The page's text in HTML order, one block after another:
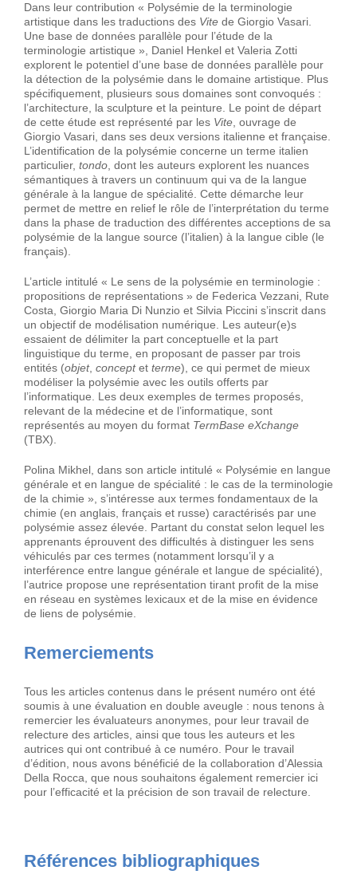
Dans leur contribution « Polysémie de la terminologie
artistique dans les traductions des Vite de Giorgio Vasari.
Une base de données parallèle pour l’étude de la
terminologie artistique », Daniel Henkel et Valeria Zotti
explorent le potentiel d’une base de données parallèle pour
la détection de la polysémie dans le domaine artistique. Plus
spécifiquement, plusieurs sous domaines sont convoqués :
l’architecture, la sculpture et la peinture. Le point de départ
de cette étude est représenté par les Vite, ouvrage de
Giorgio Vasari, dans ses deux versions italienne et française.
L’identification de la polysémie concerne un terme italien
particulier, tondo, dont les auteurs explorent les nuances
sémantiques à travers un continuum qui va de la langue
générale à la langue de spécialité. Cette démarche leur
permet de mettre en relief le rôle de l’interprétation du terme
dans la phase de traduction des différentes acceptions de sa
polysémie de la langue source (l’italien) à la langue cible (le
français).
L’article intitulé « Le sens de la polysémie en terminologie :
propositions de représentations » de Federica Vezzani, Rute
Costa, Giorgio Maria Di Nunzio et Silvia Piccini s’inscrit dans
un objectif de modélisation numérique. Les auteur(e)s
essaient de délimiter la part conceptuelle et la part
linguistique du terme, en proposant de passer par trois
entités (objet, conceptet terme), ce qui permet de mieux
modéliser la polysémie avec les outils offerts par
l’informatique. Les deux exemples de termes proposés,
relevant de la médecine et de l’informatique, sont
représentés au moyen du format TermBase eXchange
(TBX).
Polina Mikhel, dans son article intitulé « Polysémie en langue
générale et en langue de spécialité : le cas de la terminologie
de la chimie », s’intéresse aux termes fondamentaux de la
chimie (en anglais, français et russe) caractérisés par une
polysémie assez élevée. Partant du constat selon lequel les
apprenants éprouvent des difficultés à distinguer les sens
véhiculés par ces termes (notamment lorsqu’il y a
interférence entre langue générale et langue de spécialité),
l’autrice propose une représentation tirant profit de la mise
en réseau en systèmes lexicaux et de la mise en évidence
de liens de polysémie.
Remerciements
Tous les articles contenus dans le présent numéro ont été
soumis à une évaluation en double aveugle : nous tenons à
remercier les évaluateurs anonymes, pour leur travail de
relecture des articles, ainsi que tous les auteurs et les
autrices qui ont contribué à ce numéro. Pour le travail
d’édition, nous avons bénéficié de la collaboration d’Alessia
Della Rocca, que nous souhaitons également remercier ici
pour l’efficacité et la précision de son travail de relecture.
Références bibliographiques